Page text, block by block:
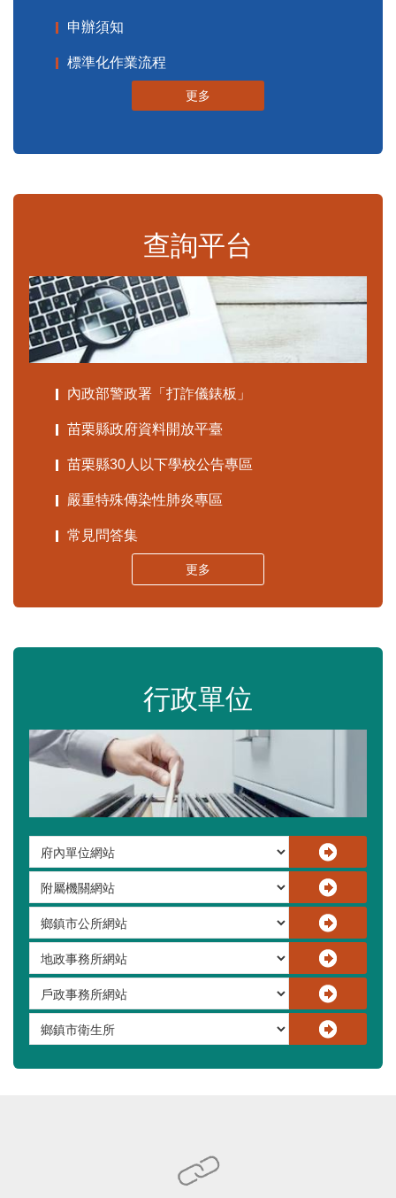
申辦須知
標準化作業流程
更多
查詢平台
內政部警政署「打詐儀錶板」
苗栗縣政府資料開放平臺
苗栗縣30人以下學校公告專區
嚴重特殊傳染性肺炎專區
常見問答集
更多
行政單位